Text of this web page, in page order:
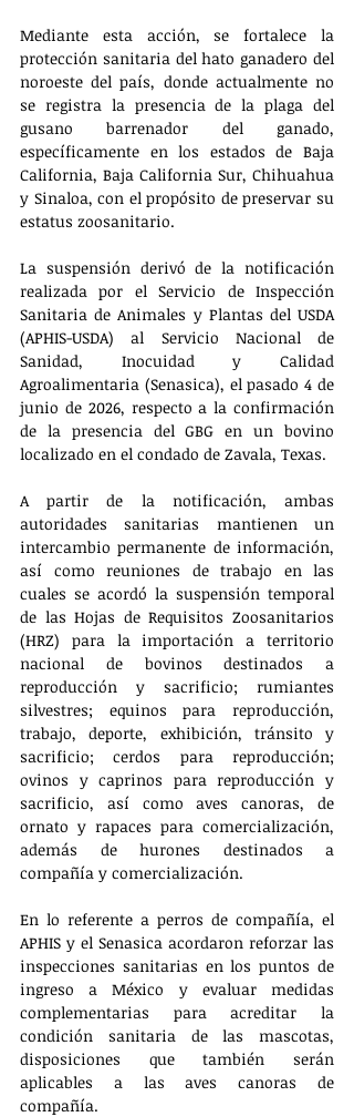
Mediante esta acción, se fortalece la
protección sanitaria del hato ganadero del
noroeste del país, donde actualmente no
se registra la presencia de la plaga del
gusano barrenador del ganado,
específicamente en los estados de Baja
California, Baja California Sur, Chihuahua
y Sinaloa, con el propósito de preservar su
estatus zoosanitario.
La suspensión derivó de la notificación
realizada por el Servicio de Inspección
Sanitaria de Animales y Plantas del USDA
(APHIS-USDA) al Servicio Nacional de
Sanidad, Inocuidad y Calidad
Agroalimentaria (Senasica), el pasado 4 de
junio de 2026, respecto a la confirmación
de la presencia del GBG en un bovino
localizado en el condado de Zavala, Texas.
A partir de la notificación, ambas
autoridades sanitarias mantienen un
intercambio permanente de información,
así como reuniones de trabajo en las
cuales se acordó la suspensión temporal
de las Hojas de Requisitos Zoosanitarios
(HRZ) para la importación a territorio
nacional de bovinos destinados a
reproducción y sacrificio; rumiantes
silvestres; equinos para reproducción,
trabajo, deporte, exhibición, tránsito y
sacrificio; cerdos para reproducción;
ovinos y caprinos para reproducción y
sacrificio, así como aves canoras, de
ornato y rapaces para comercialización,
además de hurones destinados a
compañía y comercialización.
En lo referente a perros de compañía, el
APHIS y el Senasica acordaron reforzar las
inspecciones sanitarias en los puntos de
ingreso a México y evaluar medidas
complementarias para acreditar la
condición sanitaria de las mascotas,
disposiciones que también serán
aplicables a las aves canoras de
compañía.